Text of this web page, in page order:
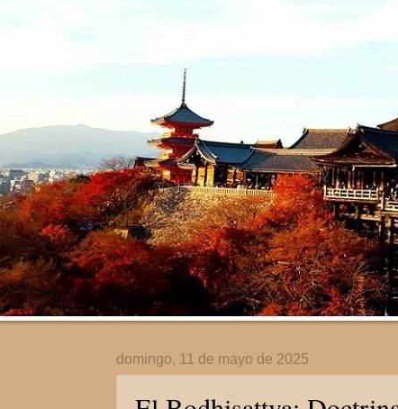
domingo, 11 de mayo de 2025